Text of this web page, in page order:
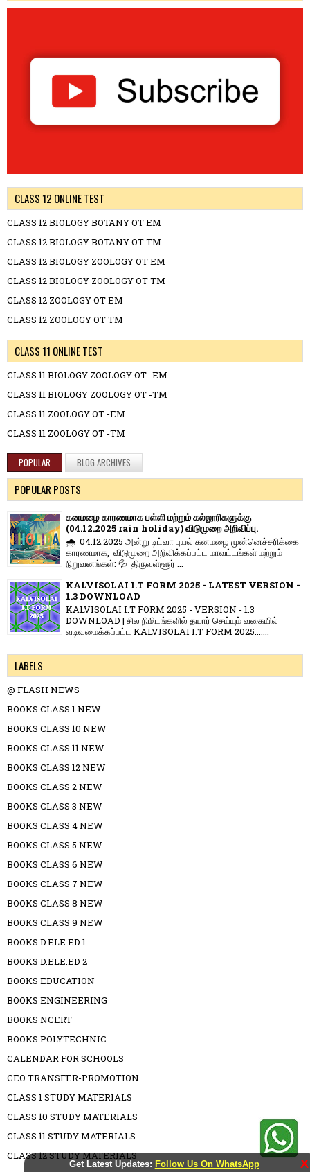
Get Latest Updates: Follow Us On WhatsApp X
CLASS 12 ONLINE TEST
CLASS 12 BIOLOGY BOTANY OT EM
CLASS 12 BIOLOGY BOTANY OT TM
CLASS 12 BIOLOGY ZOOLOGY OT EM
CLASS 12 BIOLOGY ZOOLOGY OT TM
CLASS 12 ZOOLOGY OT EM
CLASS 12 ZOOLOGY OT TM
CLASS 11 ONLINE TEST
CLASS 11 BIOLOGY ZOOLOGY OT -EM
CLASS 11 BIOLOGY ZOOLOGY OT -TM
CLASS 11 ZOOLOGY OT -EM
CLASS 11 ZOOLOGY OT -TM
POPULAR BLOG ARCHIVES
POPULAR POSTS
கனமழை காரணமாக பள்ளி மற்றும் கல்லூரிகளுக்கு
(04.12.2025 rain holiday) விடுமுறை அறிவிப்பு.
🌧️ 04.12.2025 அன்று டிட்வா புயல் கனமழை முன்னெச்சரிக்கை
காரணமாக, விடுமுறை அறிவிக்கப்பட்ட மாவட்டங்கள் மற்றும்
நிறுவனங்கள்: 💦 திருவள்ளூர் ...
KALVISOLAI I.T FORM 2025 - LATEST VERSION -
1.3 DOWNLOAD
KALVISOLAI I.T FORM 2025 - VERSION - 1.3
DOWNLOAD | சில நிமிடங்களில் தயார் செய்யும் வகையில்
வடிவமைக்கப்பட்ட KALVISOLAI I.T FORM 2025.......
LABELS
@ FLASH NEWS
BOOKS CLASS 1 NEW
BOOKS CLASS 10 NEW
BOOKS CLASS 11 NEW
BOOKS CLASS 12 NEW
BOOKS CLASS 2 NEW
BOOKS CLASS 3 NEW
BOOKS CLASS 4 NEW
BOOKS CLASS 5 NEW
BOOKS CLASS 6 NEW
BOOKS CLASS 7 NEW
BOOKS CLASS 8 NEW
BOOKS CLASS 9 NEW
BOOKS D.ELE.ED 1
BOOKS D.ELE.ED 2
BOOKS EDUCATION
BOOKS ENGINEERING
BOOKS NCERT
BOOKS POLYTECHNIC
CALENDAR FOR SCHOOLS
CEO TRANSFER-PROMOTION
CLASS 1 STUDY MATERIALS
CLASS 10 STUDY MATERIALS
CLASS 11 STUDY MATERIALS
CLASS 12 STUDY MATERIALS